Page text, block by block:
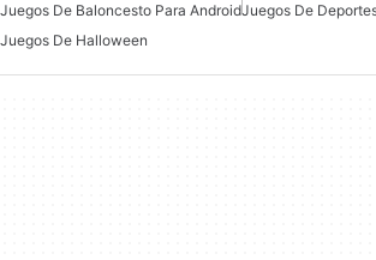
Juegos De Baloncesto Para AndroidJuegos De
Juegos De Halloween